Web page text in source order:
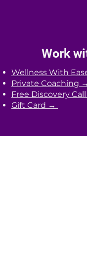
Work
Wellness With
Private Coaching →
Free Discovery
Gift Card →